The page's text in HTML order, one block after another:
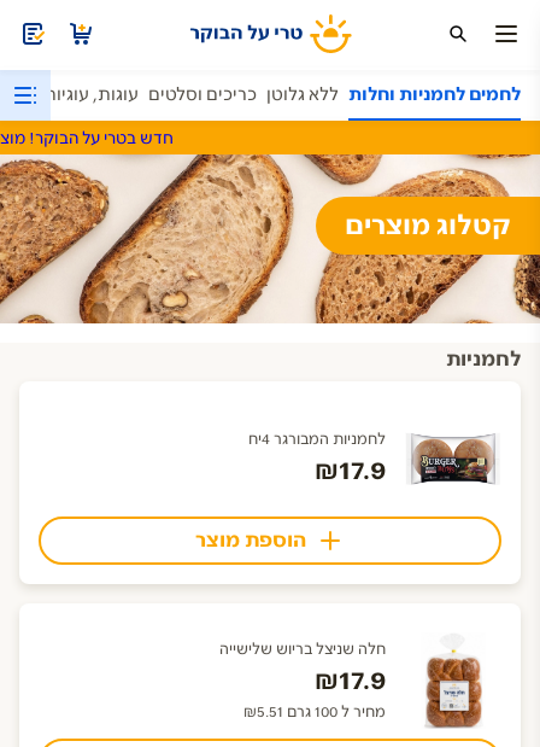
חדש בטרי על הבוקר! מוצרי
לחמים לחמניות וחלות ללא גלוטן כריכים וסלטים עוגות, עוגיות
קטלוג מוצרים
לחמניות
לחמניות המבורגר 4יח
₪17.9
הוספת מוצר
חלה שניצל בריוש שלישייה
₪17.9
מחיר ל 100 גרם ₪5.51